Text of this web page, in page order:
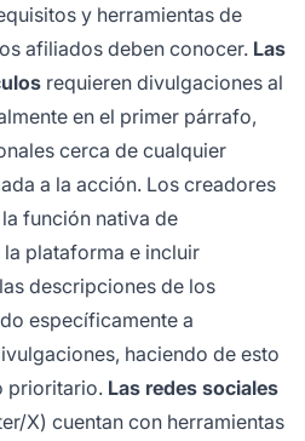
y herramientas de
afiliados deben conocer. Las
requieren divulgaciones al
en el primer párrafo,
cerca de cualquier
a la acción. Los creadores
función nativa de
plataforma e incluir
descripciones de los
específicamente a
haciendo de esto
prioritario. Las redes sociales
X) cuentan con herramientas